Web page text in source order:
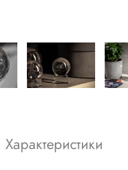
Характеристики